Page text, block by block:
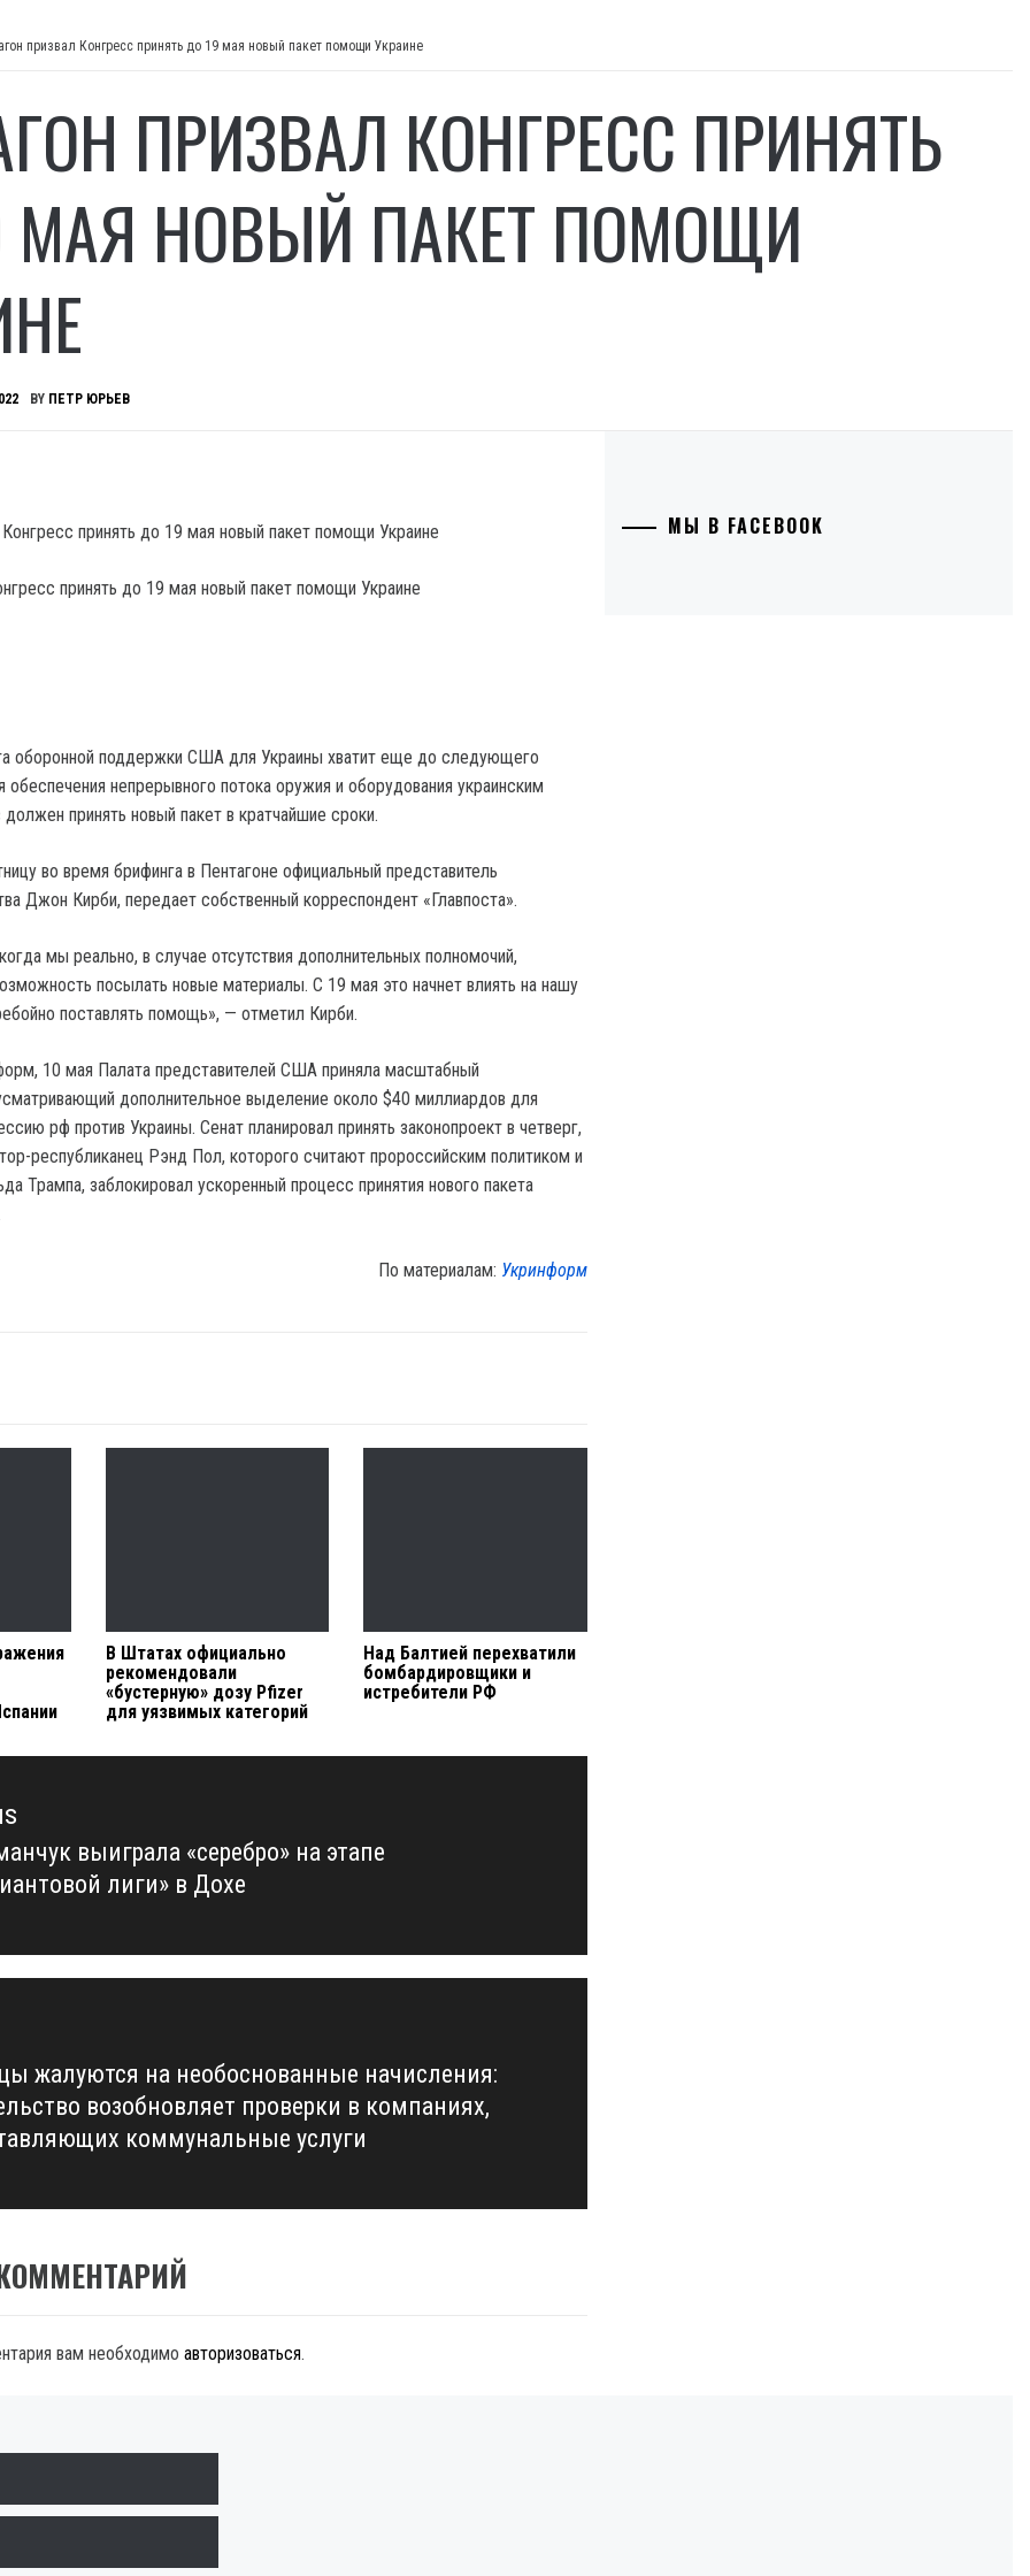
призвал Конгресс принять до 19 мая новый пакет помощи Украине
ПРИЗВАЛ КОНГРЕСС ПРИНЯТЬ
МАЯ НОВЫЙ ПАКЕТ ПОМОЩИ
BY ПЕТР ЮРЬЕВ
принять до 19 мая новый пакет помощи Украине
оборонной поддержки США для Украины хватит еще до следующего
обеспечения непрерывного потока оружия и оборудования украинским
принять новый пакет в кратчайшие сроки.
во время брифинга в Пентагоне официальный представитель
Джон Кирби, передает собственный корреспондент «Главпоста».
мы реально, в случае отсутствия дополнительных полномочий,
посылать новые материалы. С 19 мая это начнет влиять на нашу
поставлять помощь», — отметил Кирби.
10 мая Палата представителей США приняла масштабный
дополнительное выделение около $40 миллиардов для
рф против Украины. Сенат планировал принять законопроект в четверг,
республиканец Рэнд Пол, которого считают пророссийским политиком и
Трампа, заблокировал ускоренный процесс принятия нового пакета
По материалам: Укринформ
В Штатах официально
рекомендовали
«бустерную» дозу Pfizer
для уязвимых категорий
Над Балтией перехватили
бомбардировщики и
истребители РФ
выиграла «серебро» на этапе
лиги» в Дохе
жалуются на необоснованные начисления:
возобновляет проверки в компаниях,
коммунальные услуги
вам необходимо авторизоваться.
МЫ В FACEBOOK